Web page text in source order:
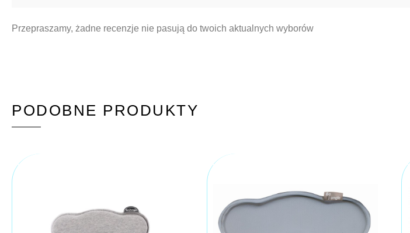
Przepraszamy, żadne recenzje nie pasują do twoich aktualnych wyborów
PODOBNE PRODUKTY